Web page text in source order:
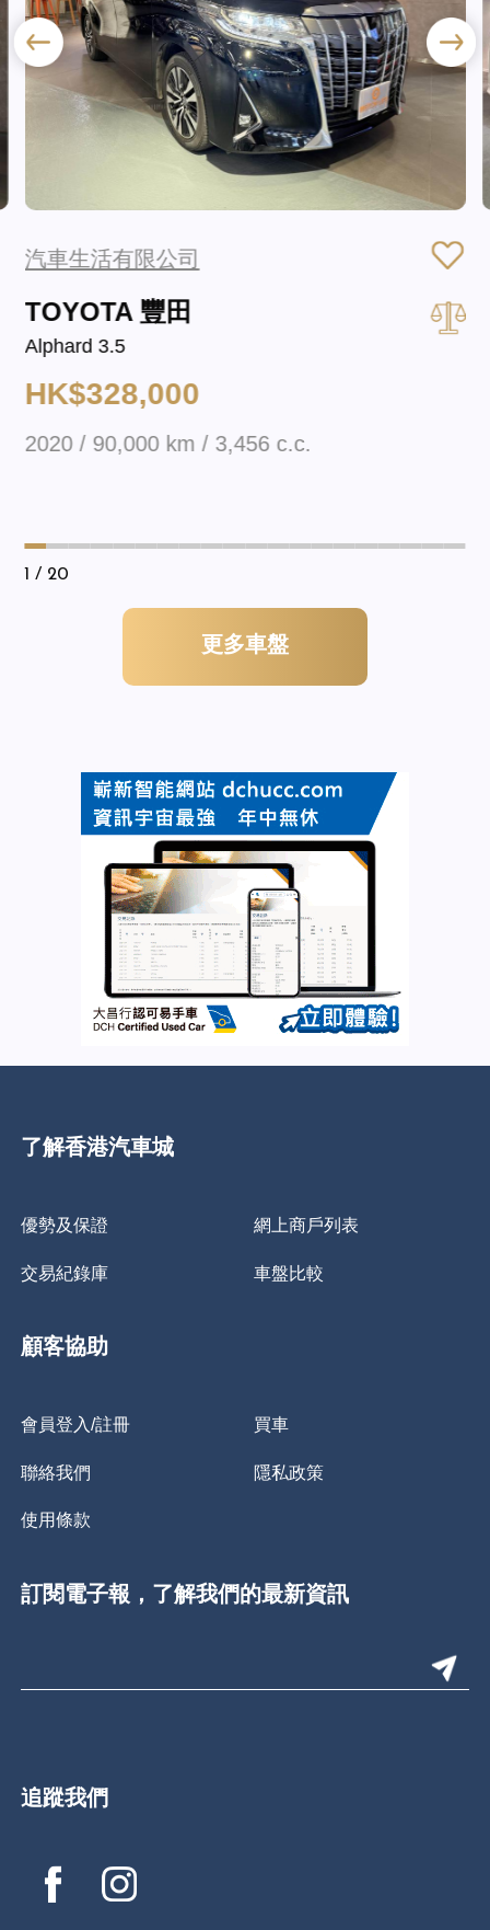
汽車生活有限公司
TOYOTA 豐田
Alphard 3.5
HK$328,000
2020 / 90,000 km / 3,456 c.c.
1 / 20
更多車盤
了解香港汽車城
優勢及保證 網上商戶列表
交易紀錄庫 車盤比較
顧客協助
會員登入/註冊 買車
聯絡我們 隱私政策
使用條款
訂閱電子報，了解我們的最新資訊
追蹤我們